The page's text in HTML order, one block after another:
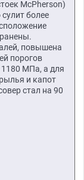
McPherson)
более
повышена
порогов
1180 МПа, а для
и капот
стал на 90